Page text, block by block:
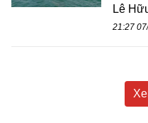
Lê
21:27